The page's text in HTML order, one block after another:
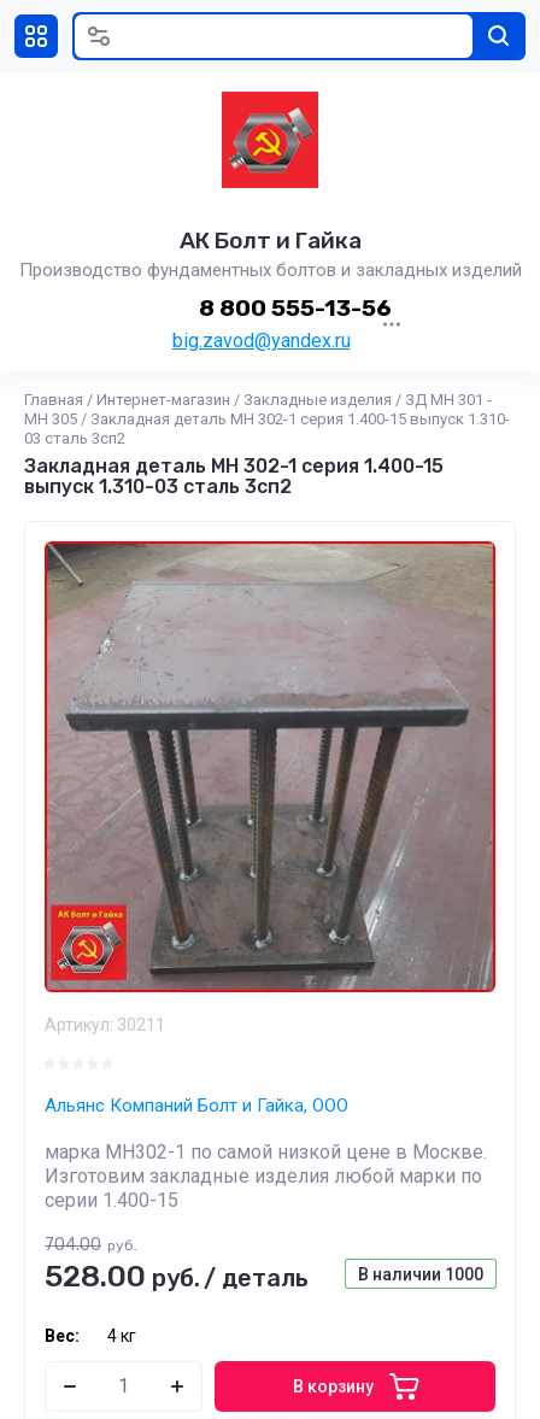
АК Болт и Гайка
Производство фундаментных болтов и закладных изделий
big.zavod@yandex.ru
8 800 555-13-56
Главная / Интернет-магазин / Закладные изделия / ЗД МН 301 -
МН 305 / Закладная деталь МН 302-1 серия 1.400-15 выпуск 1.310-
03 сталь 3сп2
Закладная деталь МН 302-1 серия 1.400-15
выпуск 1.310-03 сталь 3сп2
Артикул: 30211
Альянс Компаний Болт и Гайка, ООО
марка МН302-1 по самой низкой цене в Москве.
Изготовим закладные изделия любой марки по
серии 1.400-15
В наличии 1000
704.00 руб.
528.00 руб. / деталь
Вес: 4 кг
В корзину